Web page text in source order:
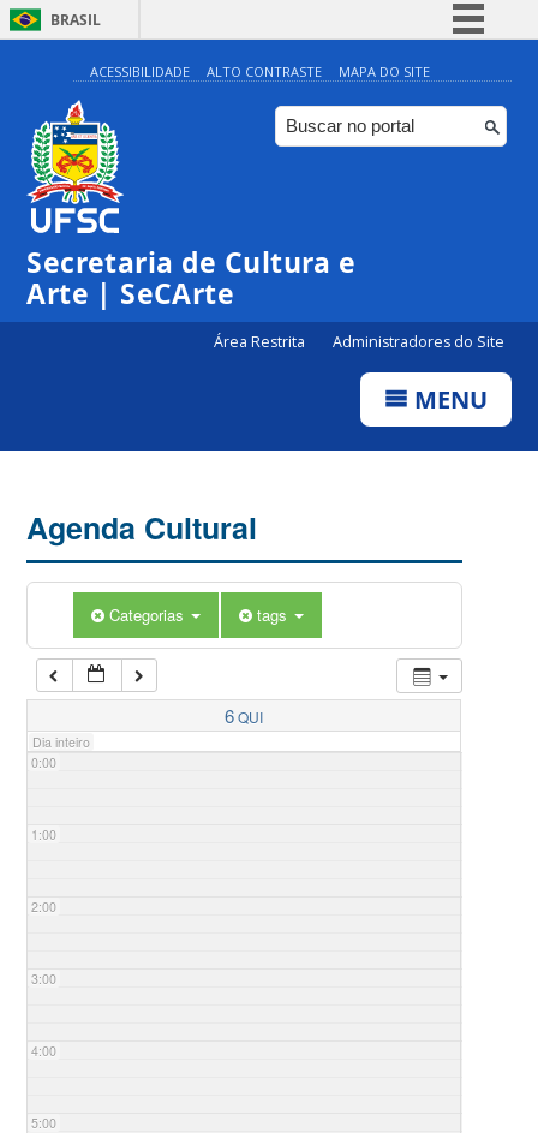
BRASIL
Simplifique!
Comunica BR
Participe
ACESSIBILIDADE ALTO CONTRASTE MAPA DO SITE
Secretaria de Cultura e
Arte | SeCArte
Área Restrita Administradores do Site
MENU
Agenda Cultural
Categorias tags
6QUI
Dia inteiro
0:00
1:00
2:00
3:00
4:00
5:00